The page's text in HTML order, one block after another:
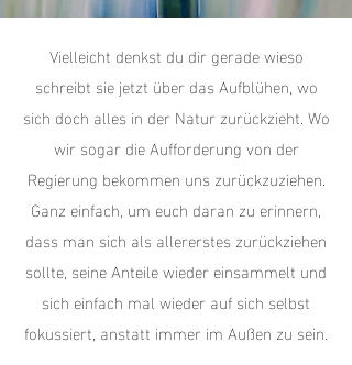
Vielleicht denkst du dir gerade wieso
schreibt sie jetzt über das Aufblühen, wo
sich doch alles in der Natur zurückzieht. Wo
wir sogar die Aufforderung von der
Regierung bekommen uns zurückzuziehen.
Ganz einfach, um euch daran zu erinnern,
dass man sich als allererstes zurückziehen
sollte, seine Anteile wieder einsammelt und
sich einfach mal wieder auf sich selbst
fokussiert, anstatt immer im Außen zu sein.